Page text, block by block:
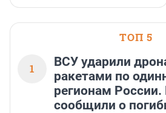
ТОП 5
1
ВСУ ударили
ракетами по
регионам России.
сообщили о